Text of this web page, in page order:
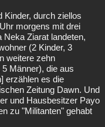
Kinder, durch ziellos
morgens mit drei
Neka Ziarat landeten,
(2 Kinder, 3
weitere zehn
Männer), die aus
erzählen es die
Zeitung Dawn. Und
und Hausbesitzer Payo
zu "Militanten" gehabt